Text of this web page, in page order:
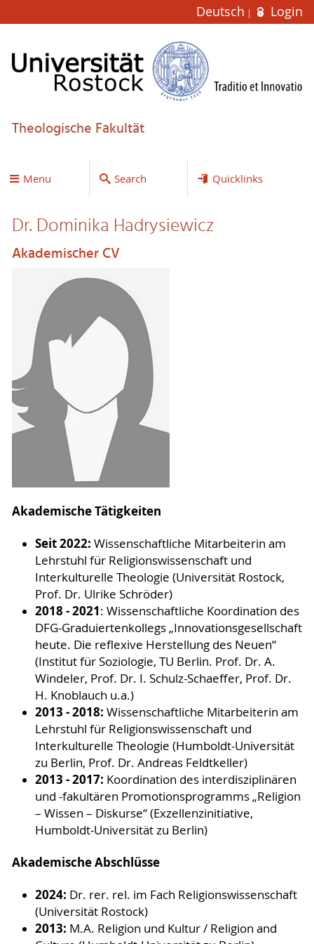
Deutsch Login
Theologische Fakultät
Menu Search Quicklinks
Dr. Dominika Hadrysiewicz
Akademischer CV
Akademische Tätigkeiten
Seit 2022: Wissenschaftliche Mitarbeiterin am
Lehrstuhl für Religionswissenschaft und
Interkulturelle Theologie (Universität Rostock,
Prof. Dr. Ulrike Schröder)
2018 - 2021: Wissenschaftliche Koordination des
DFG-Graduiertenkollegs „Innovationsgesellschaft
heute. Die reflexive Herstellung des Neuen“
(Institut für Soziologie, TU Berlin. Prof. Dr. A.
Windeler, Prof. Dr. I. Schulz-Schaeffer, Prof. Dr.
H. Knoblauch u.a.)
2013 - 2018: Wissenschaftliche Mitarbeiterin am
Lehrstuhl für Religionswissenschaft und
Interkulturelle Theologie (Humboldt-Universität
zu Berlin, Prof. Dr. Andreas Feldtkeller)
2013 - 2017: Koordination des interdisziplinären
und -fakultären Promotionsprogramms „Religion
– Wissen – Diskurse“ (Exzellenzinitiative,
Humboldt-Universität zu Berlin)
Akademische Abschlüsse
2024: Dr. rer. rel. im Fach Religionswissenschaft
(Universität Rostock)
2013: M.A. Religion und Kultur / Religion and